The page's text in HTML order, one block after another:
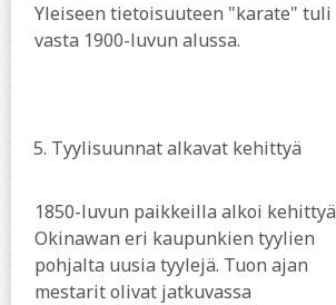
Yleiseen tietoisuuteen "karate" tuli
vasta 1900-luvun alussa.
5. Tyylisuunnat alkavat kehittyä
1850-luvun paikkeilla alkoi kehittyä
Okinawan eri kaupunkien tyylien
pohjalta uusia tyylejä. Tuon ajan
mestarit olivat jatkuvassa